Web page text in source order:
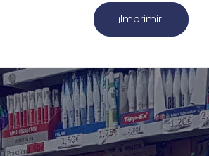
¡Imprimir!